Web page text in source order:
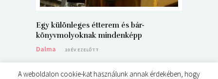
Egy különleges étterem és bár-
könyvmolyoknak mindenképp
Dalma
10 ÉV EZELŐTT
A weboldalon cookie-kat használunk annak érdekében, hogy